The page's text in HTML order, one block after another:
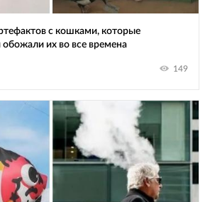
с кошками, которые
их во все времена
149